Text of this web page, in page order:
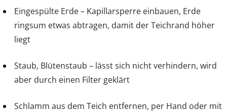
Eingespülte Erde – Kapillarsperre einbauen, Erde
ringsum etwas abtragen, damit der Teichrand höher
liegt
Staub, Blütenstaub – lässt sich nicht verhindern, wird
aber durch einen Filter geklärt
Schlamm aus dem Teich entfernen, per Hand oder mit